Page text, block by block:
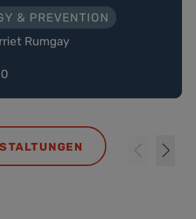
& PREVENTION
Rumgay